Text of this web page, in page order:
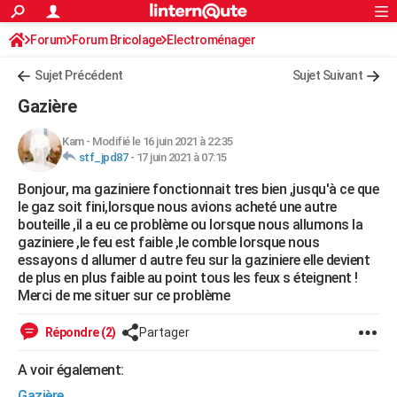
ACTUALITÉS
Politique
Société
Faits Divers
Education
Monde
Villes
+
FINANCE
Retraite
Impôts
Epargne
Immobilier
Risques naturels par ville
Banque
Assurance
Crédit
AUTO
Essais
Réserver un essai
Citadines
Berlines
SUV
Forum auto
+HIGH-TECH
Mobiles
Meilleur smartphone
Internet
Ordinateurs
Jeux vidéo
Guide high-tech
+BRICOLAGE
Forum
Aménagement intérieur
Extérieur
Cuisine
Salle de bains
Jardinage
Rangement
WEEK-END
Art de vivre
Bien-être
Loisirs
Mode
Modes de vie
Alimentation
Guide de la santé
Maladies
Médicaments
Sommeil
S'inscrire
Connexion
Forum Forum Bricolage Electroménager
Sujet Précédent Sujet Suivant
Gazière
Kam- Modifié le 16 juin 2021 à 22:35
stf_jpd87- 17 juin 2021 à 07:15
Bonjour, ma gaziniere fonctionnait tres bien ,jusqu'à ce que
le gaz soit fini,lorsque nous avions acheté une autre
bouteille ,il a eu ce problème ou lorsque nous allumons la
gaziniere ,le feu est faible ,le comble lorsque nous
essayons d allumer d autre feu sur la gaziniere elle devient
de plus en plus faible au point tous les feux s éteignent !
Merci de me situer sur ce problème
Répondre (2) Partager
A voir également: